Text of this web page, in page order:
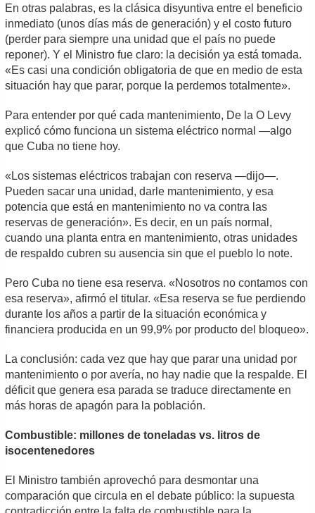
En otras palabras, es la clásica disyuntiva entre el beneficio
inmediato (unos días más de generación) y el costo futuro
(perder para siempre una unidad que el país no puede
reponer). Y el Ministro fue claro: la decisión ya está tomada.
«Es casi una condición obligatoria de que en medio de esta
situación hay que parar, porque la perdemos totalmente».
Para entender por qué cada mantenimiento, De la O Levy
explicó cómo funciona un sistema eléctrico normal —algo
que Cuba no tiene hoy.
«Los sistemas eléctricos trabajan con reserva —dijo—.
Pueden sacar una unidad, darle mantenimiento, y esa
potencia que está en mantenimiento no va contra las
reservas de generación». Es decir, en un país normal,
cuando una planta entra en mantenimiento, otras unidades
de respaldo cubren su ausencia sin que el pueblo lo note.
Pero Cuba no tiene esa reserva. «Nosotros no contamos con
esa reserva», afirmó el titular. «Esa reserva se fue perdiendo
durante los años a partir de la situación económica y
financiera producida en un 99,9% por producto del bloqueo».
La conclusión: cada vez que hay que parar una unidad por
mantenimiento o por avería, no hay nadie que la respalde. El
déficit que genera esa parada se traduce directamente en
más horas de apagón para la población.
Combustible: millones de toneladas vs. litros de
isocentenedores
El Ministro también aprovechó para desmontar una
comparación que circula en el debate público: la supuesta